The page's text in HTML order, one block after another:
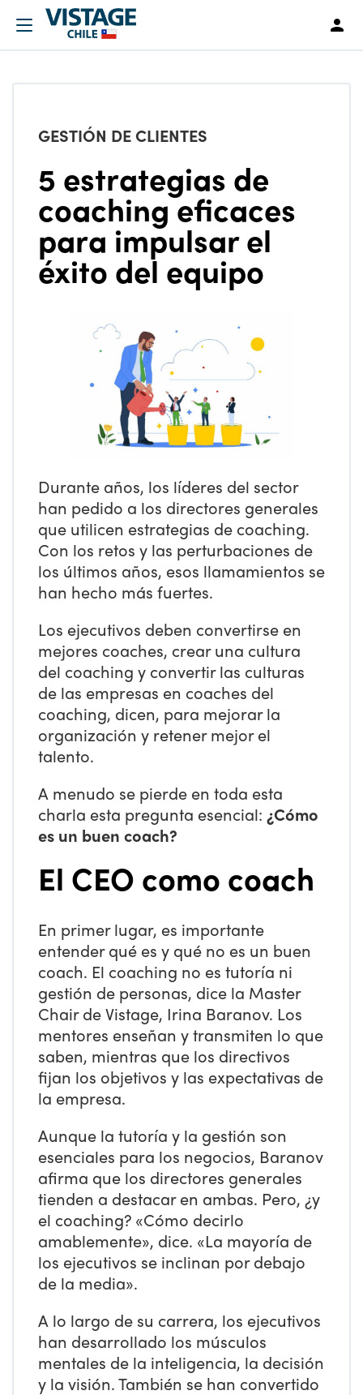
GESTIÓN DE CLIENTES
5 estrategias de
coaching eficaces
para impulsar el
éxito del equipo
Durante años, los líderes del sector
han pedido a los directores generales
que utilicen estrategias de coaching.
Con los retos y las perturbaciones de
los últimos años, esos llamamientos se
han hecho más fuertes.
Los ejecutivos deben convertirse en
mejores coaches, crear una cultura
del coaching y convertir las culturas
de las empresas en coaches del
coaching, dicen, para mejorar la
organización y retener mejor el
talento.
A menudo se pierde en toda esta
charla esta pregunta esencial: ¿Cómo
es un buen coach?
El CEO como coach
En primer lugar, es importante
entender qué es y qué no es un buen
coach. El coaching no es tutoría ni
gestión de personas, dice la Master
Chair de Vistage, Irina Baranov. Los
mentores enseñan y transmiten lo que
saben, mientras que los directivos
fijan los objetivos y las expectativas de
la empresa.
Aunque la tutoría y la gestión son
esenciales para los negocios, Baranov
afirma que los directores generales
tienden a destacar en ambas. Pero, ¿y
el coaching? «Cómo decirlo
amablemente», dice. «La mayoría de
los ejecutivos se inclinan por debajo
de la media».
A lo largo de su carrera, los ejecutivos
han desarrollado los músculos
mentales de la inteligencia, la decisión
y la visión. También se han convertido